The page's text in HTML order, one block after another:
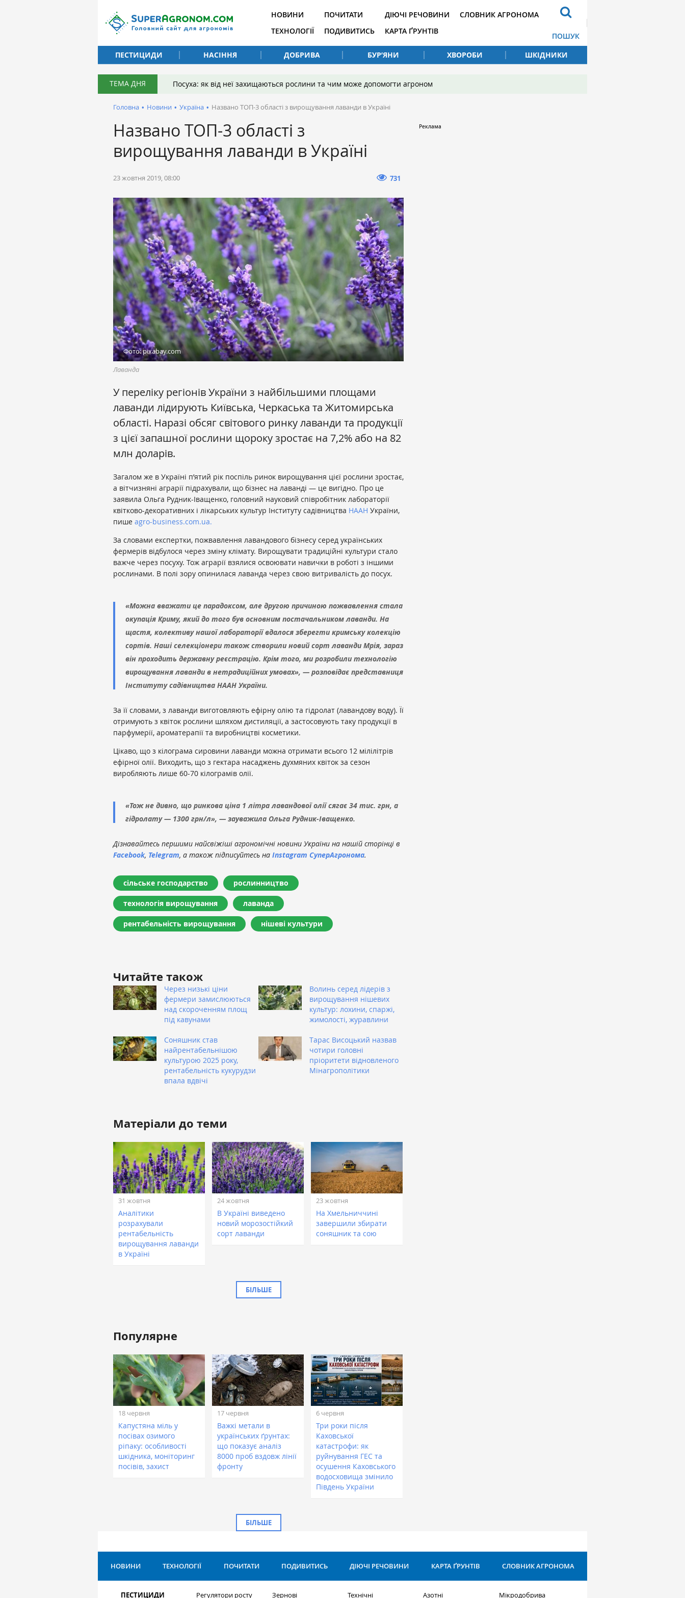
НОВИНИ
ТЕХНОЛОГІЇ
ПОЧИТАТИ
ПОДИВИТИСЬ
ДІЮЧІ РЕЧОВИНИ
КАРТА ҐРУНТІВ
СЛОВНИК АГРОНОМА
ПОШУК
ПЕСТИЦИДИ
НАСІННЯ ДОБРИВА БУР’ЯНИ ХВОРОБИ ШКІДНИКИ
ТЕМА ДНЯ Посуха: як від неї захищаються рослини та чим може допомогти агроном
Головна • Новини • Україна • Названо ТОП-3 області з вирощування лаванди в Україні
Названо ТОП-3 області з
вирощування лаванди в Україні
23 жовтня 2019, 08:00 731
Фото: pixabay.com
Лаванда
У переліку регіонів України з найбільшими площами
лаванди лідирують Київська, Черкаська та Житомирська
області. Наразі обсяг світового ринку лаванди та продукції
з цієї запашної рослини щороку зростає на 7,2% або на 82
млн доларів.
Загалом же в Україні п’ятий рік поспіль ринок вирощування цієї рослини зростає,
а вітчизняні аграрії підрахували, що бізнес на лаванді — це вигідно. Про це
заявила Ольга Рудник-Іващенко, головний науковий співробітник лабораторії
квітково-декоративних і лікарських культур Інституту садівництва НААН України,
пише agro-business.com.ua.
За словами експертки, пожвавлення лавандового бізнесу серед українських
фермерів відбулося через зміну клімату. Вирощувати традиційні культури стало
важче через посуху. Тож аграрії взялися освоювати навички в роботі з іншими
рослинами. В полі зору опинилася лаванда через свою витривалість до посух.
«Можна вважати це парадоксом, але другою причиною пожвавлення стала
окупація Криму, який до того був основним постачальником лаванди. На
щастя, колективу нашої лабораторії вдалося зберегти кримську колекцію
сортів. Наші селекціонери також створили новий сорт лаванди Мрія, зараз
він проходить державну реєстрацію. Крім того, ми розробили технологію
вирощування лаванди в нетрадиційних умовах», — розповідає представниця
Інституту садівництва НААН України.
За її словами, з лаванди виготовляють ефірну олію та гідролат (лавандову воду). Її
отримують з квіток рослини шляхом дистиляції, а застосовують таку продукції в
парфумерії, ароматерапії та виробництві косметики.
Цікаво, що з кілограма сировини лаванди можна отримати всього 12 мілілітрів
ефірної олії. Виходить, що з гектара насаджень духмяних квіток за сезон
виробляють лише 60-70 кілограмів олії.
«Тож не дивно, що ринкова ціна 1 літра лавандової олії сягає 34 тис. грн, а
гідролату — 1300 грн/л», — зауважила Ольга Рудник-Іващенко.
Дізнавайтесь першими найсвіжіші агрономічні новини України на нашій сторінці в
Facebook, Telegram, а також підписуйтесь на Instagram СуперАгронома.
сільське господарство рослинництво
технологія вирощування лаванда
рентабельність вирощування нішеві культури
Читайте також
Через низькі ціни
фермери замислюються
над скороченням площ
під кавунами
Волинь серед лідерів з
вирощування нішевих
культур: лохини, спаржі,
жимолості, журавлини
Соняшник став
найрентабельнішою
культурою 2025 року,
рентабельність кукурудзи
впала вдвічі
Тарас Висоцький назвав
чотири головні
пріоритети відновленого
Мінагрополітики
Матеріали до теми
31 жовтня
Аналітики
розрахували
рентабельність
вирощування лаванди
в Україні
24 жовтня
В Україні виведено
новий морозостійкий
сорт лаванди
23 жовтня
На Хмельниччині
завершили збирати
соняшник та сою
БІЛЬШЕ
Популярне
18 червня
Капустяна міль у
посівах озимого
ріпаку: особливості
шкідника, моніторинг
посівів, захист
17 червня
Важкі метали в
українських ґрунтах:
що показує аналіз
8000 проб вздовж лінії
фронту
6 червня
Три роки після
Каховської
катастрофи: як
руйнування ГЕС та
осушення Каховського
водосховища змінило
Південь України
БІЛЬШЕ
НОВИНИ ТЕХНОЛОГІЇ ПОЧИТАТИ ПОДИВИТИСЬ ДІЮЧІ РЕЧОВИНИ КАРТА ҐРУНТІВ СЛОВНИК АГРОНОМА
ПЕСТИЦИДИ Регулятори росту Зернові Технічні Азотні Мікродобрива